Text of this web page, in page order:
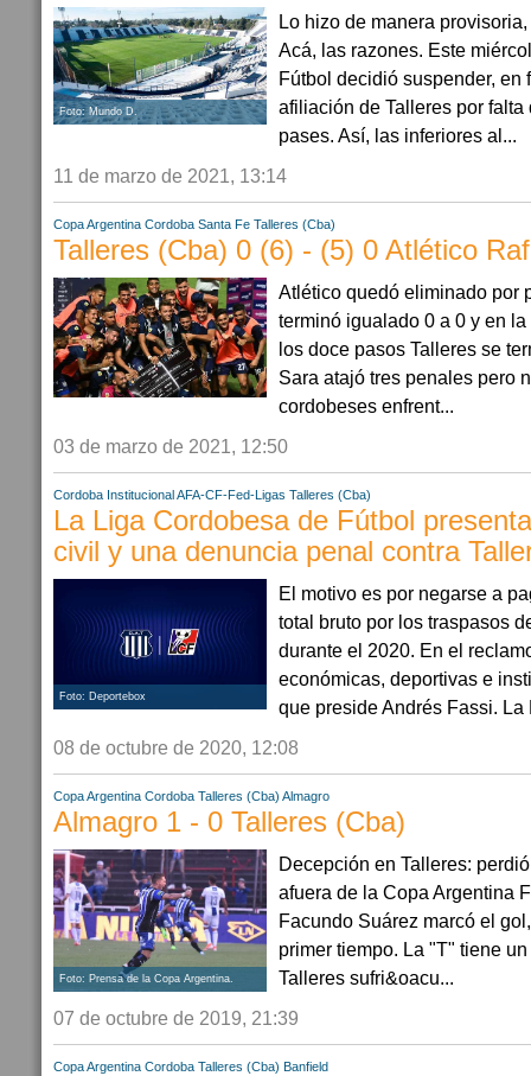
Foto: Mundo D.
Lo hizo de manera
Acá, las razones. Este
Fútbol decidió suspender, en
afiliación de Talleres por
pases. Así, las inferiores al...
11 de marzo de 2021, 13:14
Copa Argentina Cordoba Santa Fe Talleres (Cba)
Talleres (Cba) 0 (6) - (5) 0 Atlético
Atlético quedó eliminado por
terminó igualado 0 a 0 y en
los doce pasos Talleres se
Sara atajó tres penales pero
cordobeses enfrent...
03 de marzo de 2021, 12:50
Cordoba Institucional AFA-CF-Fed-Ligas Talleres (Cba)
La Liga Cordobesa de Fútbol
civil y una denuncia penal contra
Foto: Deportebox
El motivo es por negarse a
total bruto por los traspasos
durante el 2020. En el
económicas, deportivas e
que preside Andrés Fassi. La
08 de octubre de 2020, 12:08
Copa Argentina Cordoba Talleres (Cba) Almagro
Almagro 1 - 0 Talleres (Cba)
Foto: Prensa de la Copa Argentina.
Decepción en Talleres:
afuera de la Copa Argentina
Facundo Suárez marcó el
primer tiempo. La "T" tiene
Talleres sufri&oacu...
07 de octubre de 2019, 21:39
Copa Argentina Cordoba Talleres (Cba) Banfield